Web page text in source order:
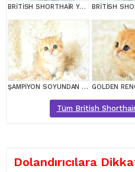
BRİTİSH SHORTHAİR YAVRUMUZ
ŞAMPİYON SOYUNDAN GOLDEN NY11 BRİTİSH SHORTHAİR YAVRUMUZ erkek
Tüm British
Dolandırıcılara